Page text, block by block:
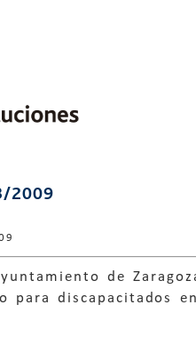
2009
de
para discapacitados